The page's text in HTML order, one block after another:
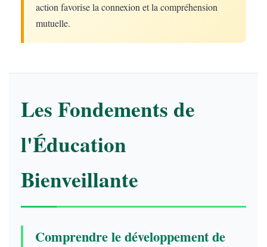
action favorise la connexion et la compréhension
mutuelle.
Les Fondements de
l'Éducation
Bienveillante
Comprendre le développement de